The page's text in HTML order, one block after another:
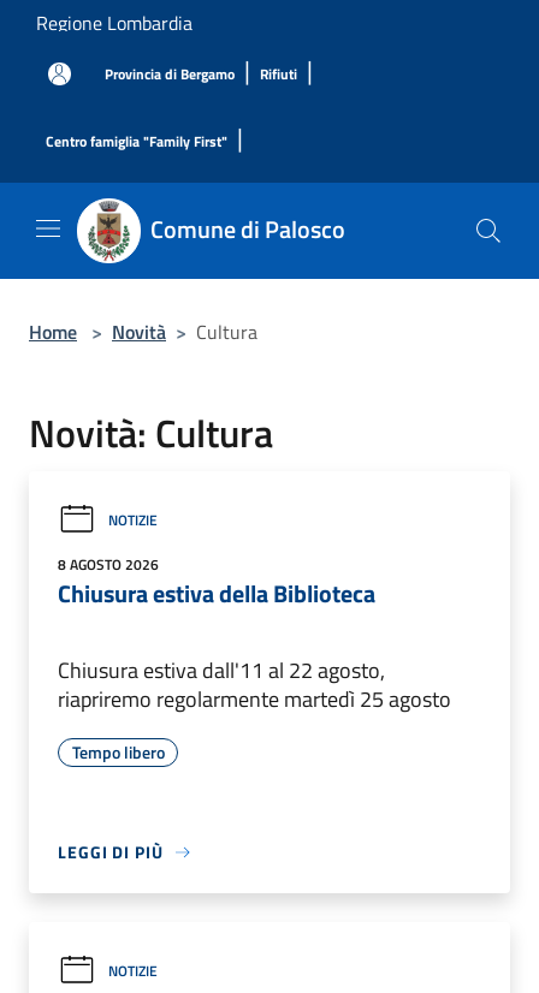
Salta al contenuto principale
Regione Lombardia
Provincia di Bergamo | Rifiuti |
Centro famiglia "Family First" |
Comune di Palosco
Home > Novità > Cultura
Novità: Cultura
NOTIZIE
8 AGOSTO 2026
Chiusura estiva della Biblioteca
Chiusura estiva dall'11 al 22 agosto,
riapriremo regolarmente martedì 25 agosto
Tempo libero
LEGGI DI PIÙ
NOTIZIE